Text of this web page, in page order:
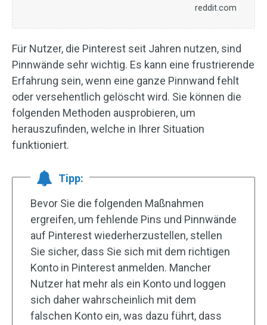
reddit.com
Für Nutzer, die Pinterest seit Jahren nutzen, sind
Pinnwände sehr wichtig. Es kann eine frustrierende
Erfahrung sein, wenn eine ganze Pinnwand fehlt
oder versehentlich gelöscht wird. Sie können die
folgenden Methoden ausprobieren, um
herauszufinden, welche in Ihrer Situation
funktioniert.
Tipp:
Bevor Sie die folgenden Maßnahmen
ergreifen, um fehlende Pins und Pinnwände
auf Pinterest wiederherzustellen, stellen
Sie sicher, dass Sie sich mit dem richtigen
Konto in Pinterest anmelden. Mancher
Nutzer hat mehr als ein Konto und loggen
sich daher wahrscheinlich mit dem
falschen Konto ein, was dazu führt, dass